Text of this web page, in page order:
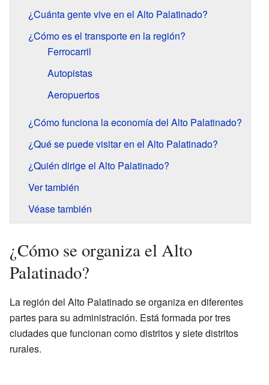
¿Cuánta gente vive en el Alto Palatinado?
¿Cómo es el transporte en la región?
Ferrocarril
Autopistas
Aeropuertos
¿Cómo funciona la economía del Alto Palatinado?
¿Qué se puede visitar en el Alto Palatinado?
¿Quién dirige el Alto Palatinado?
Ver también
Véase también
¿Cómo se organiza el Alto
Palatinado?
La región del Alto Palatinado se organiza en diferentes
partes para su administración. Está formada por tres
ciudades que funcionan como distritos y siete distritos
rurales.